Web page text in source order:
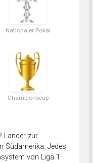
Nationaler Pokal
Championscup
Länder zur
Südamerika. Jedes
von Liga 1